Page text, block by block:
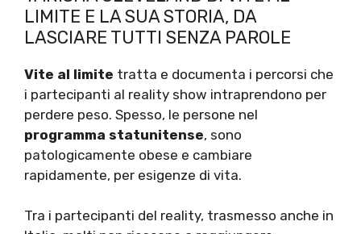
LIMITE E LA SUA STORIA, DA
LASCIARE TUTTI SENZA PAROLE
Vite al limite tratta e documenta i percorsi che
i partecipanti al reality show intraprendono per
perdere peso. Spesso, le persone nel
programma statunitense, sono
patologicamente obese e cambiare
rapidamente, per esigenze di vita.
Tra i partecipanti del reality, trasmesso anche in